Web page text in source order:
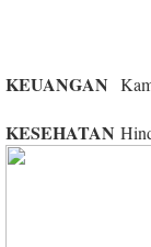
KEUANGAN
KESEHATAN